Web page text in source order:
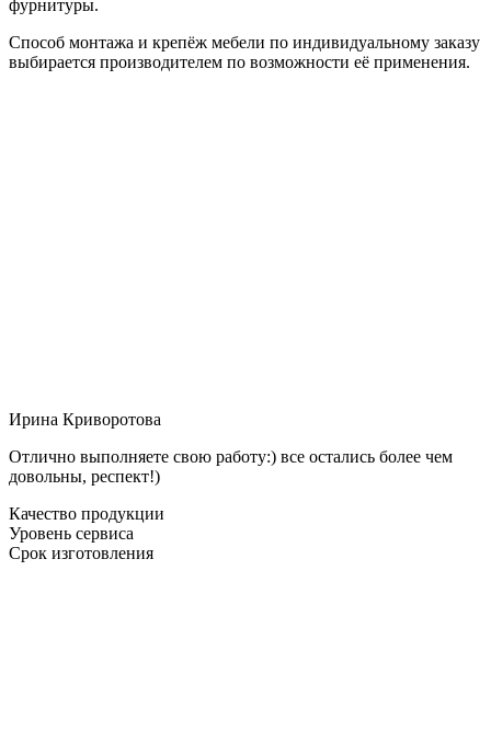
фурнитуры.
Способ монтажа и крепёж мебели по индивидуальному заказу
выбирается производителем по возможности её применения.
Ирина Криворотова
Отлично выполняете свою работу:) все остались более чем
довольны, респект!)
Качество продукции
Уровень сервиса
Срок изготовления